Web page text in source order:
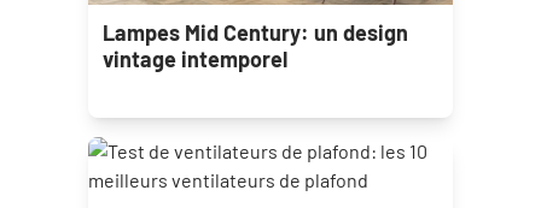
Lampes Mid Century: un design
vintage intemporel